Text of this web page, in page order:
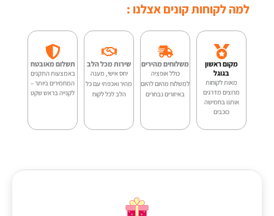
לגיטרה
קלאסית
Spock
SC-
12
היה:
₪49.00.
₪42.00.
למה לקוחות קונים אצלנו :
מקום ראשון
בגוגל
מאות לקוחות
מרוצים מדרגים
אותנו בחמישה
כוכבים
משלוחים מהירים
כולל אופציה
למשלוח מהיום להיום
באיזורים נבחרים
שירות מכל הלב
יחס אישי, מענה
מהיר ואכפתי עם כל
הלב לכל לקוח
תשלום מאובטח
באמצעות התקנים
המחמירים ביותר –
לקנייה בראש שקט